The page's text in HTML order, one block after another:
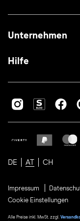
Unternehmen
Hilfe
DE AT CH
Impressum
Cookie Einstellungen
Alle Preise inkl. MwSt. zzgl.